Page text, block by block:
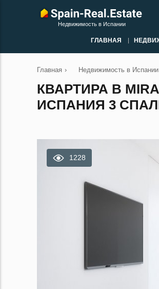
Недвижимость в Испании
ГЛАВНАЯ
Главная › Недвижимость в Испании
КВАРТИРА В
ИСПАНИЯ 3
1228